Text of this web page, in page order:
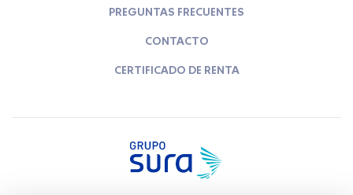
PREGUNTAS FRECUENTES
CONTACTO
CERTIFICADO DE RENTA